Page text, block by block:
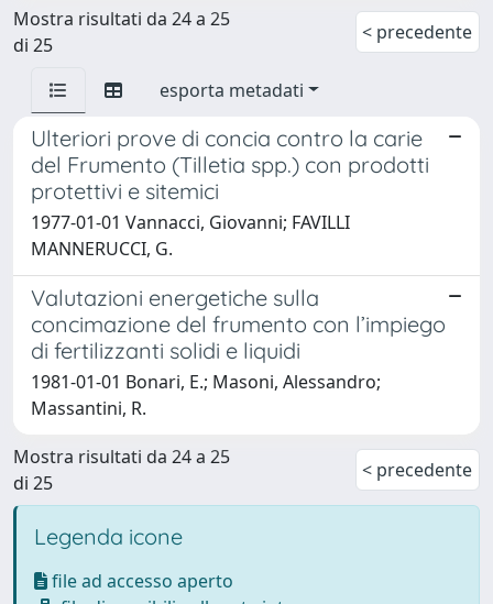
Mostra risultati da 24 a 25
di 25
< precedente
esporta metadati
Ulteriori prove di concia contro la carie
del Frumento (Tilletia spp.) con prodotti
protettivi e sitemici
1977-01-01 Vannacci, Giovanni; FAVILLI
MANNERUCCI, G.
Valutazioni energetiche sulla
concimazione del frumento con l’impiego
di fertilizzanti solidi e liquidi
1981-01-01 Bonari, E.; Masoni, Alessandro;
Massantini, R.
Mostra risultati da 24 a 25
di 25
< precedente
Legenda icone
file ad accesso aperto